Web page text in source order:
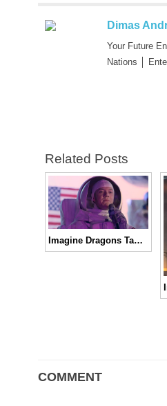
Dimas
Your Future
Nations │
Related Posts
Imagine Dragons Tampil di Bulan dalam Video “On Top of The World”
COMMENT